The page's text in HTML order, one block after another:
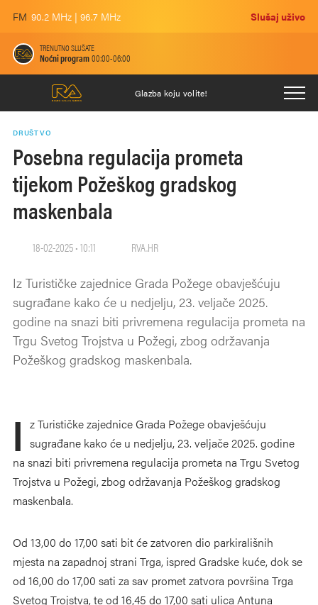
FM 90.2 MHz | 96.7 MHz Slušaj uživo
TRENUTNO SLUŠATE
Noćni program00:00-06:00
Glazba koju volite!
DRUŠTVO
Posebna regulacija prometa
tijekom Požeškog gradskog
maskenbala
18-02-2025 • 10:11 RVA.HR
Iz Turističke zajednice Grada Požege obavješćuju
sugrađane kako će u nedjelju, 23. veljače 2025.
godine na snazi biti privremena regulacija prometa na
Trgu Svetog Trojstva u Požegi, zbog održavanja
Požeškog gradskog maskenbala.
I z Turističke zajednice Grada Požege obavješćuju
sugrađane kako će u nedjelju, 23. veljače 2025. godine
na snazi biti privremena regulacija prometa na Trgu Svetog
Trojstva u Požegi, zbog održavanja Požeškog gradskog
maskenbala.
Od 13,00 do 17,00 sati bit će zatvoren dio parkirališnih
mjesta na zapadnoj strani Trga, ispred Gradske kuće, dok se
od 16,00 do 17,00 sati za sav promet zatvora površina Trga
Svetog Trojstva, te od 16,45 do 17,00 sati ulica Antuna